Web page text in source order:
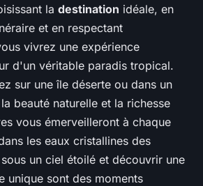
la destination idéale, en
et en respectant
vivrez une expérience
d'un véritable paradis tropical.
sur une île déserte ou dans un
beauté naturelle et la richesse
vous émerveilleront à chaque
les eaux cristallines des
un ciel étoilé et découvrir une
unique sont des moments